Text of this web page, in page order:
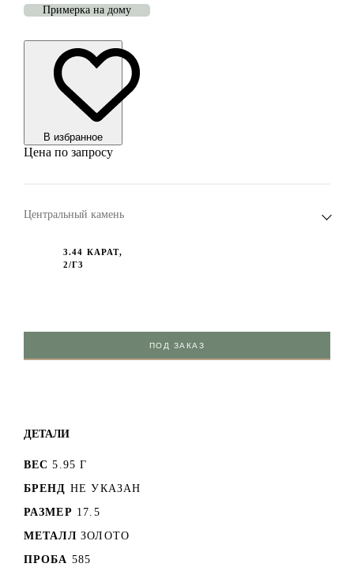
Примерка на дому
В избранноe
Цена по запросу
Центральный камень
3.44 КАРАТ,
2/Г3
ПОД ЗАКАЗ
ДЕТАЛИ
ВЕС 5.95 Г
БРЕНД НЕ УКАЗАН
РАЗМЕР 17.5
МЕТАЛЛ ЗОЛОТО
ПРОБА 585